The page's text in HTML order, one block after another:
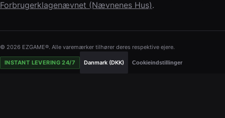
Forbrugerklagenævnet (Nævnenes Hus).
© 2026 EZGAME®. Alle varemærker tilhører deres respektive ejere.
INSTANT LEVERING 24/7 Danmark (DKK) Cookieindstillinger